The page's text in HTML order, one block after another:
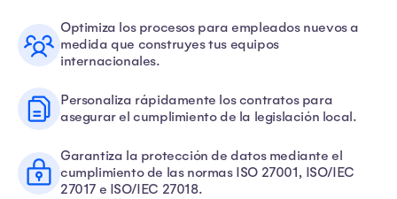
Optimiza los procesos para empleados nuevos a
medida que construyes tus equipos
internacionales.
Personaliza rápidamente los contratos para
asegurar el cumplimiento de la legislación local.
Garantiza la protección de datos mediante el
cumplimiento de las normas ISO 27001, ISO/IEC
27017 e ISO/IEC 27018.